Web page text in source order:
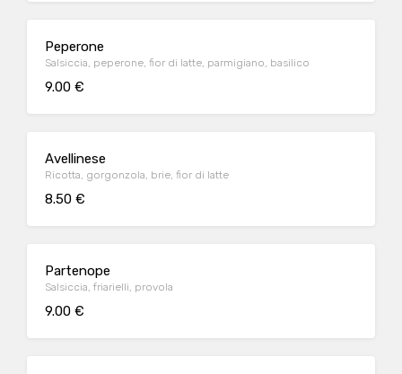
Peperone
Salsiccia, peperone, fior di latte, parmigiano, basilico
9.00 €
Avellinese
Ricotta, gorgonzola, brie, fior di latte
8.50 €
Partenope
Salsiccia, friarielli, provola
9.00 €